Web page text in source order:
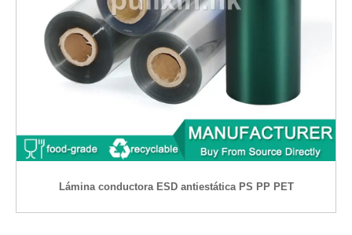
Lámina conductora ESD antiestática PS PP PET